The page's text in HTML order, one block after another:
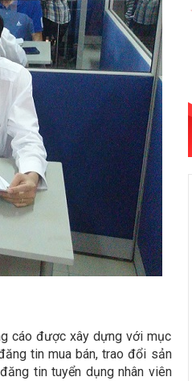
cáo được xây dựng với mục
tin mua bán, trao đổi sản
tin tuyển dụng nhân viên